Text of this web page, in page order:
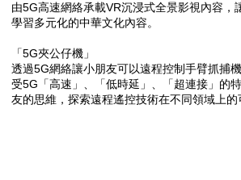
由5G高速網絡承載VR沉浸式全景影視內容，
學習多元化的中華文化內容。
「5G夾公仔機」
透過5G網絡讓小朋友可以遠程控制手臂抓捕
受5G 「高速」、「低時延」、「超連接」的
友的思維，探索遠程遙控技術在不同領域上的